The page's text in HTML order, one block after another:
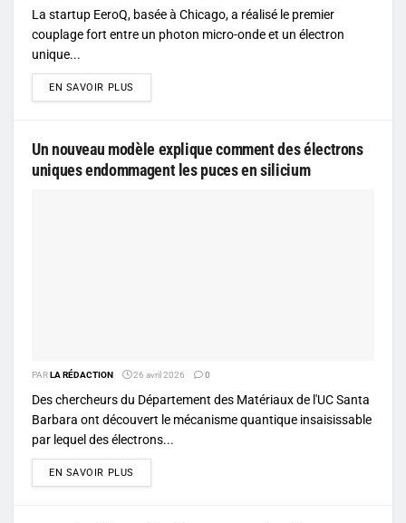
La startup EeroQ, basée à Chicago, a réalisé le premier
couplage fort entre un photon micro-onde et un électron
unique...
EN SAVOIR PLUS
Un nouveau modèle explique comment des électrons
uniques endommagent les puces en silicium
PARLA RÉDACTION 26 avril 2026 0
Des chercheurs du Département des Matériaux de l'UC Santa
Barbara ont découvert le mécanisme quantique insaisissable
par lequel des électrons...
EN SAVOIR PLUS